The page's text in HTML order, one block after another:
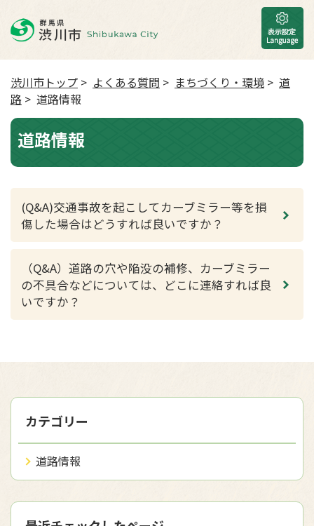
渋川市トップ > よくある質問 > まちづくり・環境 > 道
路 > 道路情報
道路情報
(Q&A)交通事故を起こしてカーブミラー等を損
傷した場合はどうすれば良いですか？
（Q&A）道路の穴や陥没の補修、カーブミラー
の不具合などについては、どこに連絡すれば良
いですか？
カテゴリー
道路情報